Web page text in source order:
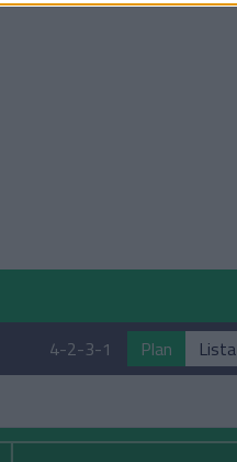
4-2-3-1 Plan
Lista